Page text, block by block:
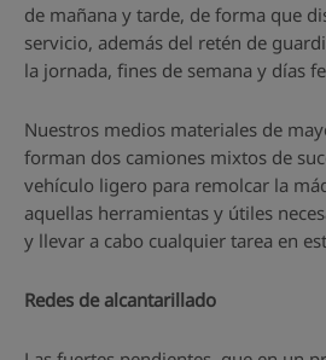
de mañana y tarde, de forma que
servicio, además del retén de
la jornada, fines de semana y días
Nuestros medios materiales de
forman dos camiones mixtos de
vehículo ligero para remolcar la
aquellas herramientas y útiles
y llevar a cabo cualquier tarea en
Redes de alcantarillado